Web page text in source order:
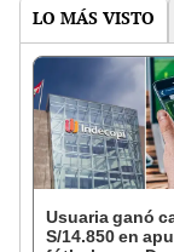
LO MÁS VISTO
Usuaria ganó
S/14.850 en